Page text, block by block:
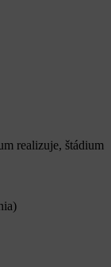
realizuje, štádium